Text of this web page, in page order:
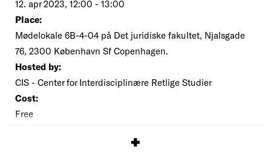
12. apr 2023, 12:00 - 13:00
Place:
Mødelokale 6B-4-04 på Det juridiske fakultet, Njalsgade
76, 2300 København Sf Copenhagen.
Hosted by:
CIS - Center for Interdisciplinære Retlige Studier
Cost:
Free